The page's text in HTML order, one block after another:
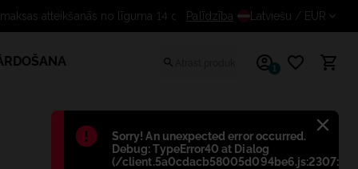
Błąd:
Sorry! An unexpected error occurred.
Debug: TypeError40 at Dialog
(/
Bezmaksas atteikšanās no
Palīdzība Latviešu / EUR
1